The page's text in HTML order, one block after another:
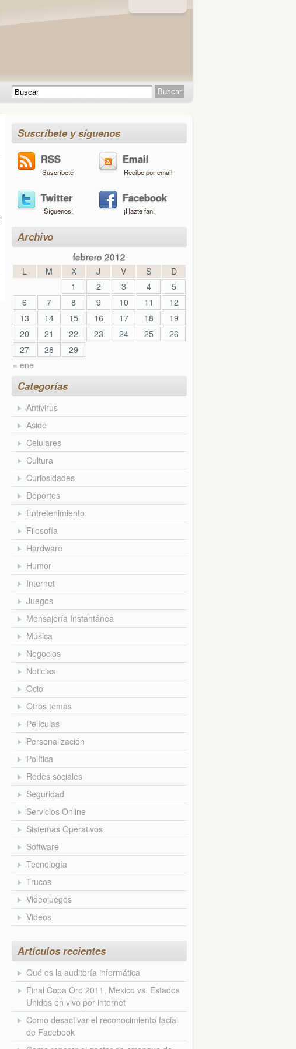
Suscríbete y síguenos
RSS
Suscríbete
Email
Recibe por email
Twitter
¡Síguenos!
Facebook
¡Hazte fan!
Archivo
febrero 2012
L M X J V S D
« ene
1 2 3 4
5
6
7 8 9 10 11
12
13
14 15 16 17 18
19
20
21 22 23 24 25
26
27
28 29
Categorías
Antivirus
Aside
Celulares
Cultura
Curiosidades
Deportes
Entretenimiento
Filosofía
Hardware
Humor
Internet
Juegos
Mensajería Instantánea
Música
Negocios
Noticias
Ocio
Otros temas
Películas
Personalización
Política
Redes sociales
Seguridad
Servicios Online
Sistemas Operativos
Software
Tecnología
Trucos
Videojuegos
Videos
Artículos recientes
Qué es la auditoría informática
Final Copa Oro 2011, Mexico vs. Estados
Unidos en vivo por internet
Como desactivar el reconocimiento facial
de Facebook